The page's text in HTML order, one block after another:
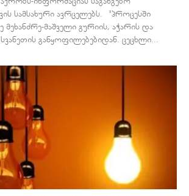
სამსახური ავრცელებს. "პროცესში
მაშველი გურიის, აჭარის და
განყოფილებებიდან. ცეცხლი...